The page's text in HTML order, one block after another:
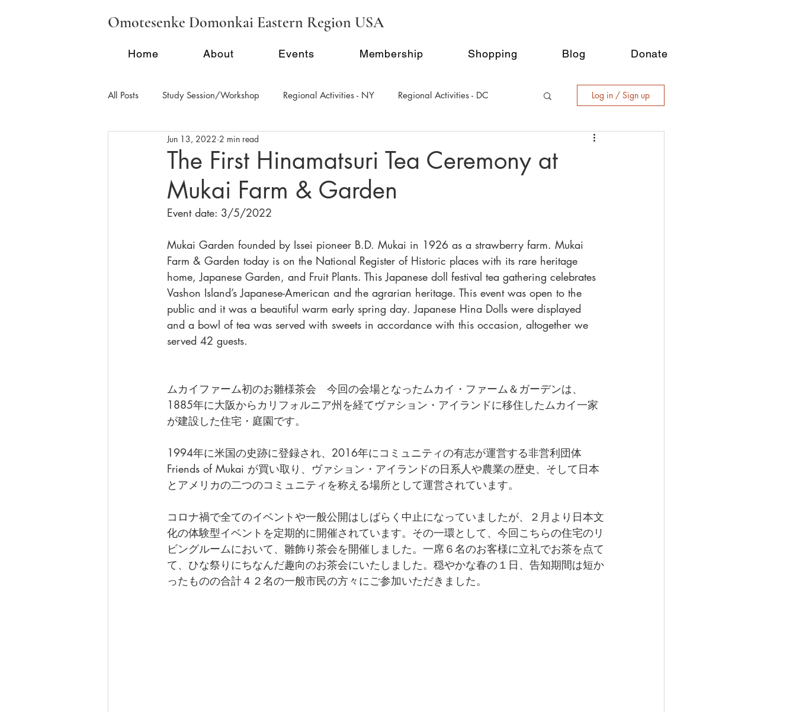
Omotesenke Domonkai Eastern Region USA
Home About Events Membership Shopping Blog Donate
All Posts Study Session/Workshop Regional Activities - NY Regional Activities - DC
Regional Activities - FL Regional Activity - Philadephia
School Tea/Clubs/Demonstration Inauguration Ceremony
Log in / Sign up
The First Hinamatsuri Tea Ceremony at
Mukai Farm & Garden
Jun 13, 2022 2 min read
Event date: 3/5/2022
Mukai Garden founded by Issei pioneer B.D. Mukai in 1926 as a strawberry farm. Mukai
Farm & Garden today is on the National Register of Historic places with its rare heritage
home, Japanese Garden, and Fruit Plants. This Japanese doll festival tea gathering celebrates
Vashon Island’s Japanese-American and the agrarian heritage. This event was open to the
public and it was a beautiful warm early spring day. Japanese Hina Dolls were displayed
and a bowl of tea was served with sweets in accordance with this occasion, altogether we
served 42 guests.
ムカイファーム初のお雛様茶会　今回の会場となったムカイ・ファーム＆ガーデンは、
1885年に大阪からカリフォルニア州を経てヴァション・アイランドに移住したムカイ一家
が建設した住宅・庭園です。
1994年に米国の史跡に登録され、2016年にコミュニティの有志が運営する非営利団体
Friends of Mukai が買い取り、ヴァション・アイランドの日系人や農業の歴史、そして日本
とアメリカの二つのコミュニティを称える場所として運営されています。
コロナ禍で全てのイベントや一般公開はしばらく中止になっていましたが、２月より日本文
化の体験型イベントを定期的に開催されています。その一環として、今回こちらの住宅のリ
ビングルームにおいて、雛飾り茶会を開催しました。一席６名のお客様に立礼でお茶を点て
て、ひな祭りにちなんだ趣向のお茶会にいたしました。穏やかな春の１日、告知期間は短か
ったものの合計４２名の一般市民の方々にご参加いただきました。